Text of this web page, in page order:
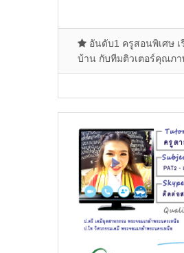
อันดับ1 ครูสอนพิเศษ เ
บ้าน กับทีมติวเตอร์คุณภา